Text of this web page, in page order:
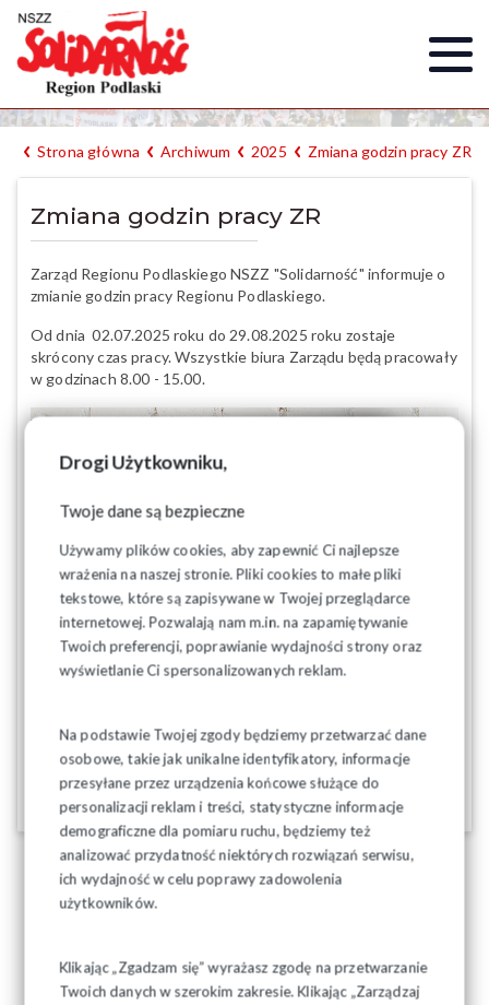
Drogi Użytkowniku,
Twoje dane są bezpieczne
Używamy plików cookies, aby zapewnić Ci najlepsze
wrażenia na naszej stronie. Pliki cookies to małe pliki
tekstowe, które są zapisywane w Twojej przeglądarce
internetowej. Pozwalają nam m.in. na zapamiętywanie
Twoich preferencji, poprawianie wydajności strony oraz
wyświetlanie Ci spersonalizowanych reklam.
Na podstawie Twojej zgody będziemy przetwarzać dane
osobowe, takie jak unikalne identyfikatory, informacje
przesyłane przez urządzenia końcowe służące do
personalizacji reklam i treści, statystyczne informacje
demograficzne dla pomiaru ruchu, będziemy też
analizować przydatność niektórych rozwiązań serwisu,
ich wydajność w celu poprawy zadowolenia
użytkowników.
Klikając „Zgadzam się” wyrażasz zgodę na przetwarzanie
Twoich danych w szerokim zakresie. Klikając „Zarządzaj
Strona główna Archiwum 2025 Zmiana godzin pracy ZR
Zmiana godzin pracy ZR
Zarząd Regionu Podlaskiego NSZZ "Solidarność" informuje o
zmianie godzin pracy Regionu Podlaskiego.
Od dnia 02.07.2025 roku do 29.08.2025 roku zostaje
skrócony czas pracy. Wszystkie biura Zarządu będą pracowały
w godzinach 8.00 - 15.00.
03-07-2025